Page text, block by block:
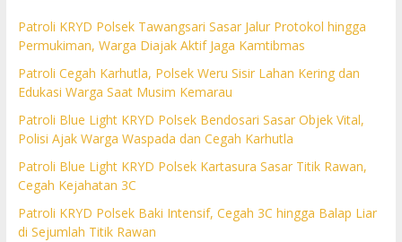
Patroli KRYD Polsek Tawangsari Sasar Jalur Protokol hingga
Permukiman, Warga Diajak Aktif Jaga Kamtibmas
Patroli Cegah Karhutla, Polsek Weru Sisir Lahan Kering dan
Edukasi Warga Saat Musim Kemarau
Patroli Blue Light KRYD Polsek Bendosari Sasar Objek Vital,
Polisi Ajak Warga Waspada dan Cegah Karhutla
Patroli Blue Light KRYD Polsek Kartasura Sasar Titik Rawan,
Cegah Kejahatan 3C
Patroli KRYD Polsek Baki Intensif, Cegah 3C hingga Balap Liar
di Sejumlah Titik Rawan